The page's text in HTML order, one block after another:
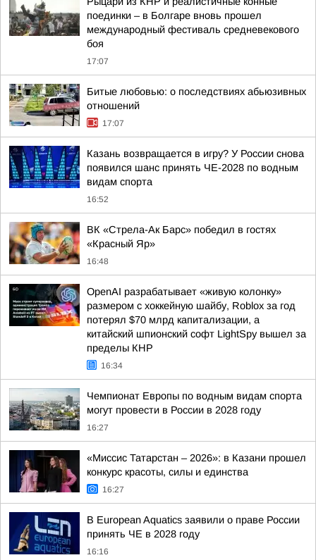
поединки – в Болгаре вновь прошел
международный фестиваль средневекового
боя
17:07
Битые любовью: о последствиях абьюзивных
отношений
17:07
Казань возвращается в игру? У России снова
появился шанс принять ЧЕ-2028 по водным
видам спорта
16:52
ВК «Стрела-Ак Барс» победил в гостях
«Красный Яр»
16:48
OpenAI разрабатывает «живую колонку»
размером с хоккейную шайбу, Roblox за год
потерял $70 млрд капитализации, а
китайский шпионский софт LightSpy вышел за
пределы КНР
16:34
Чемпионат Европы по водным видам спорта
могут провести в России в 2028 году
16:27
«Миссис Татарстан – 2026»: в Казани прошел
конкурс красоты, силы и единства
16:27
В European Aquatics заявили о праве России
принять ЧЕ в 2028 году
16:16